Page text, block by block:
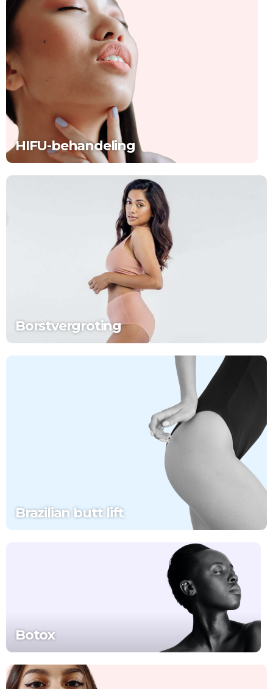
HIFU-behandeling
Borstvergroting
Brazilian butt lift
Botox